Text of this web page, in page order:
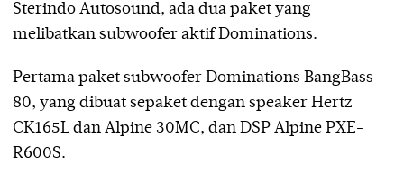
Sterindo Autosound, ada dua paket yang
melibatkan subwoofer aktif Dominations.
Pertama paket subwoofer Dominations BangBass
80, yang dibuat sepaket dengan speaker Hertz
CK165L dan Alpine 30MC, dan DSP Alpine PXE-
R600S.